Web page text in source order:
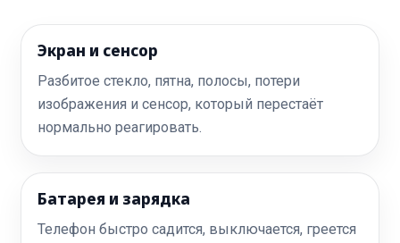
Экран и сенсор
Разбитое стекло, пятна, полосы, потери
изображения и сенсор, который перестаёт
нормально реагировать.
Батарея и зарядка
Телефон быстро садится, выключается, греется